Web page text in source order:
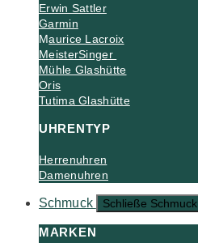
Erwin Sattler
Garmin
Maurice Lacroix
MeisterSinger
Mühle Glashütte
Oris
Tutima Glashütte
UHRENTYP
Herrenuhren
Damenuhren
Schmuck Schließe Schmuck
MARKEN